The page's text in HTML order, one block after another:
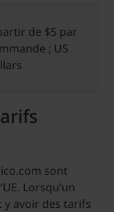
de $5 par
; US
sont
Lorsqu’un
y avoir des tarifs